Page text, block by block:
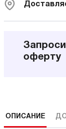
оферту
ОПИСАНИЕ